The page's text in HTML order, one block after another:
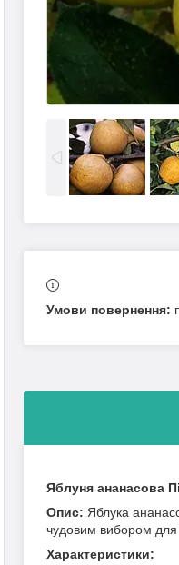
Яблуня ананасова
Опис: Яблука
чудовим вибором для
Характеристики: